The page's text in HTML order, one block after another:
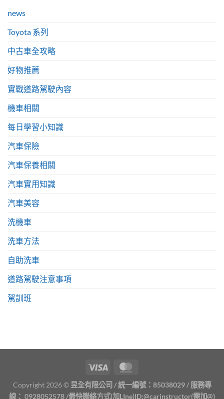
news
Toyota 系列
中古車全攻略
好物推薦
實戰道路駕駛內容
機車相關
每日學習小知識
汽車保險
汽車保養相關
汽車實用知識
汽車美容
洗機車
洗車方法
自助洗車
道路駕駛注意事項
駕訓班
Copyright 2026 © 昱全有限公司 / 統一編號：85038029 / 服務專
線： 0928052578/最快聯絡方式(加LIne)ID:@carinstructor(需加@)